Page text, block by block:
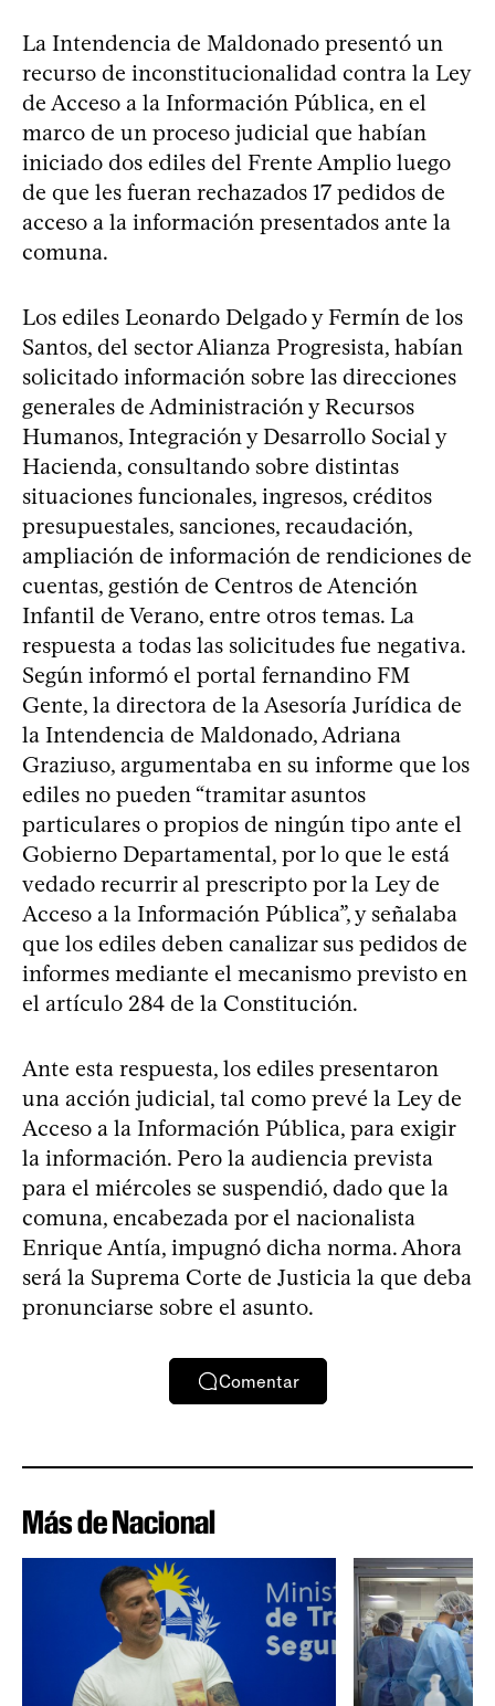
La Intendencia de Maldonado presentó un
recurso de inconstitucionalidad contra la Ley
de Acceso a la Información Pública, en el
marco de un proceso judicial que habían
iniciado dos ediles del Frente Amplio luego
de que les fueran rechazados 17 pedidos de
acceso a la información presentados ante la
comuna.
Los ediles Leonardo Delgado y Fermín de los
Santos, del sector Alianza Progresista, habían
solicitado información sobre las direcciones
generales de Administración y Recursos
Humanos, Integración y Desarrollo Social y
Hacienda, consultando sobre distintas
situaciones funcionales, ingresos, créditos
presupuestales, sanciones, recaudación,
ampliación de información de rendiciones de
cuentas, gestión de Centros de Atención
Infantil de Verano, entre otros temas. La
respuesta a todas las solicitudes fue negativa.
Según informó el portal fernandino FM
Gente, la directora de la Asesoría Jurídica de
la Intendencia de Maldonado, Adriana
Graziuso, argumentaba en su informe que los
ediles no pueden “tramitar asuntos
particulares o propios de ningún tipo ante el
Gobierno Departamental, por lo que le está
vedado recurrir al prescripto por la Ley de
Acceso a la Información Pública”, y señalaba
que los ediles deben canalizar sus pedidos de
informes mediante el mecanismo previsto en
el artículo 284 de la Constitución.
Ante esta respuesta, los ediles presentaron
una acción judicial, tal como prevé la Ley de
Acceso a la Información Pública, para exigir
la información. Pero la audiencia prevista
para el miércoles se suspendió, dado que la
comuna, encabezada por el nacionalista
Enrique Antía, impugnó dicha norma. Ahora
será la Suprema Corte de Justicia la que deba
pronunciarse sobre el asunto.
Comentar
Más de Nacional